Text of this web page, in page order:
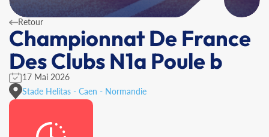
Retour
Championnat De France
Des Clubs N1a Poule b
17 Mai 2026
Stade Helitas - Caen - Normandie